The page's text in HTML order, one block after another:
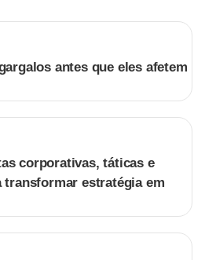
antes que eles afetem
corporativas, táticas e
transformar estratégia em